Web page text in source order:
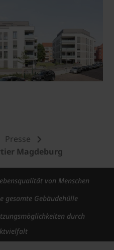
Presse
Magdeburg
von Menschen
gesamte Gebäudehülle
durch